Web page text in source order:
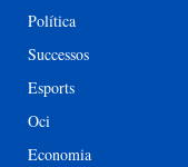
Política
Successos
Esports
Oci
Economia